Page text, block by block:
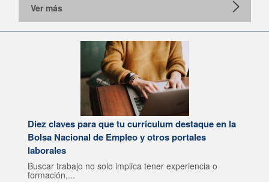
Ver más
Diez claves para que tu currículum destaque en la
Bolsa Nacional de Empleo y otros portales
laborales
Buscar trabajo no solo implica tener experiencia o
formación,...